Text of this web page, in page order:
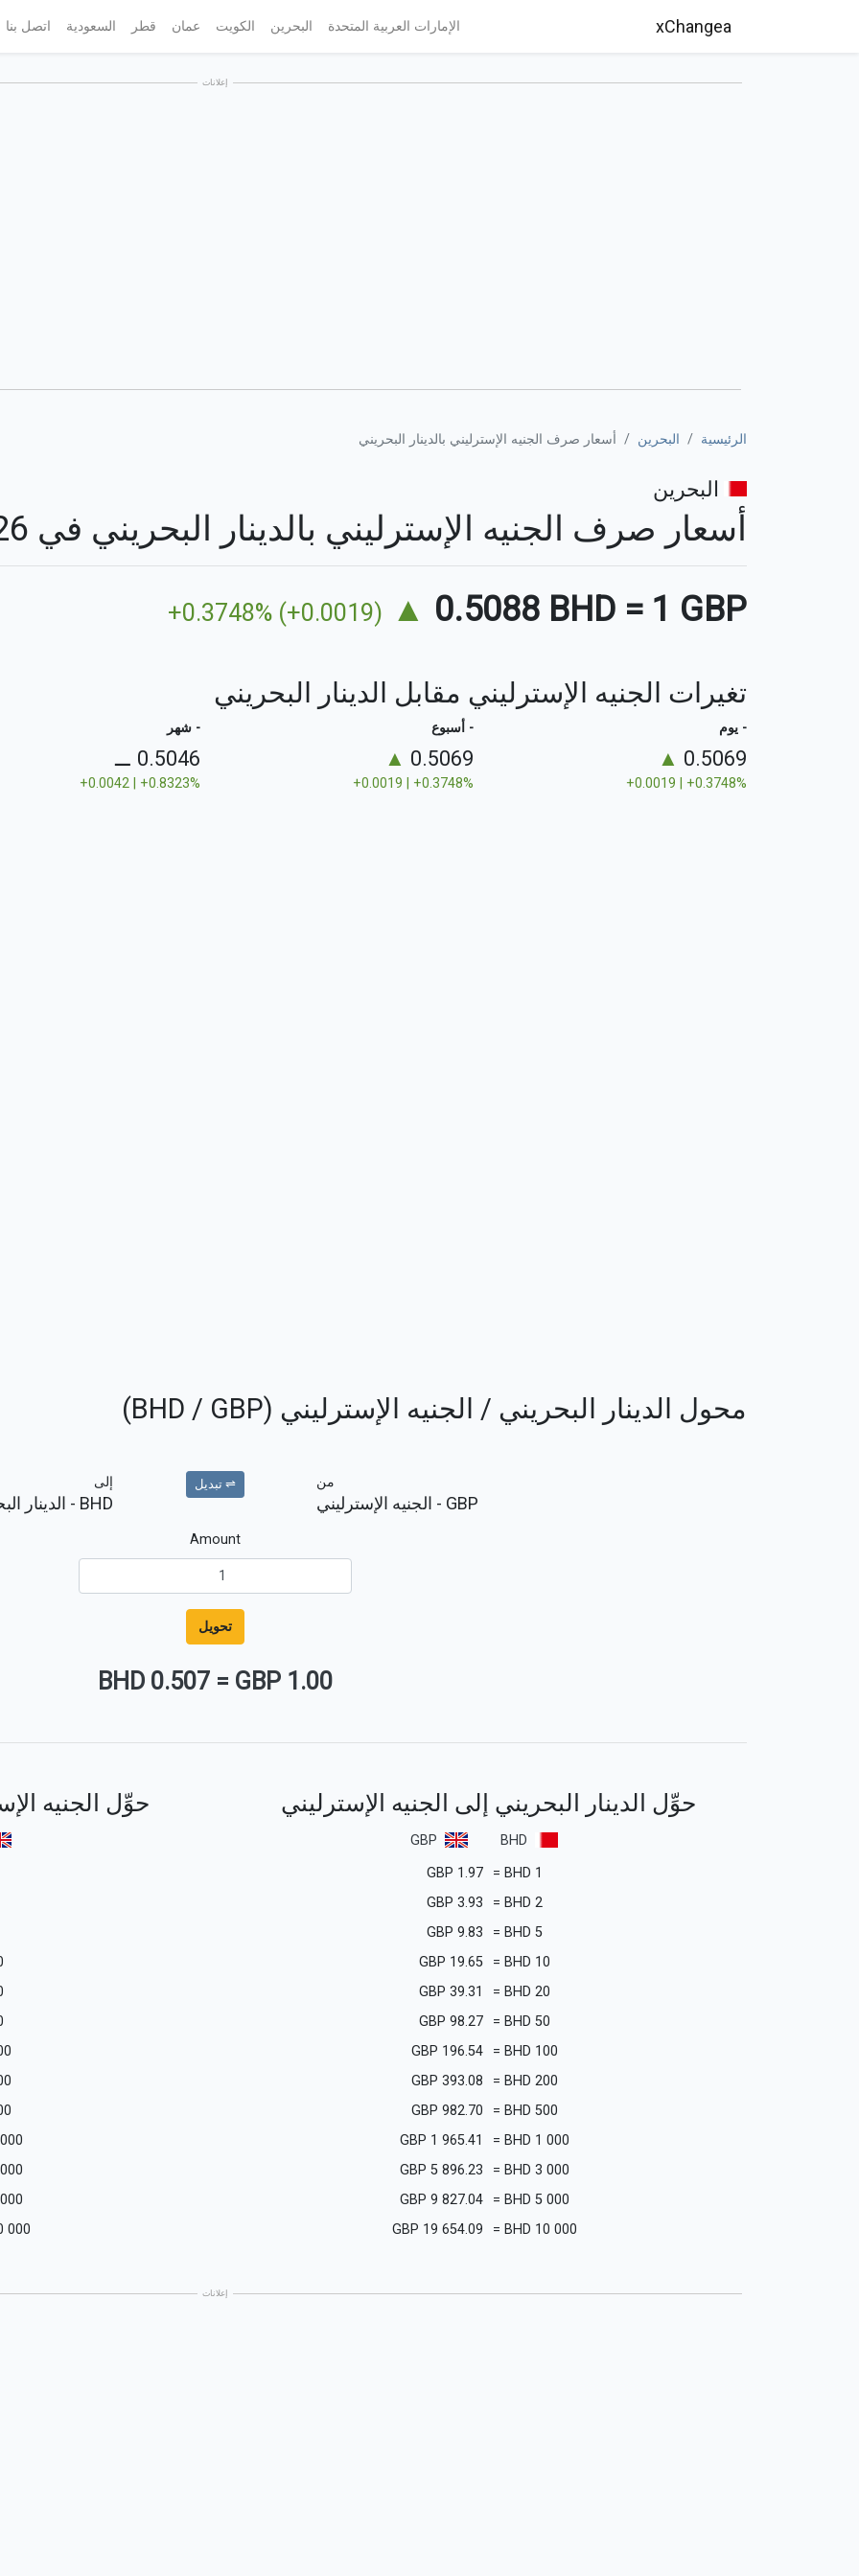
xChangea الإمارات العربية المتحدة البحرين الكويت عمان قطر السعودية اتصل بنا
إعلانات
الرئيسية البحرين أسعار صرف الجنيه الإسترليني بالدينار البحريني
البحرين
أسعار صرف الجنيه الإسترليني بالدينار البحريني في 08/08/2026
1 GBP
=
0.5088 BHD
▲
+0.3748% (+0.0019)
تغيرات الجنيه الإسترليني مقابل الدينار البحريني
- يوم
0.5069
▲
+0.0019 | +0.3748%
- أسبوع
0.5069
▲
+0.0019 | +0.3748%
- شهر
0.5046
⚊
+0.0042 | +0.8323%
محول الدينار البحريني / الجنيه الإسترليني (BHD / GBP)
من
GBP - الجنيه الإسترليني
⇌ تبديل إلى
BHD - الدينار
Amount
تحويل
1.00 GBP
=
0.507 BHD
حوِّل الدينار البحريني إلى الجنيه الإسترليني
BHD
GBP
1
BHD
=
1.97
GBP
2
BHD
=
3.93
GBP
5
BHD
=
9.83
GBP
10
BHD
=
19.65
GBP
20
BHD
=
39.31
GBP
50
BHD
=
98.27
GBP
100
BHD
=
196.54
GBP
200
BHD
=
393.08
GBP
500
BHD
=
982.70
GBP
1 000
BHD
=
1 965.41
GBP
3 000
BHD
=
5 896.23
GBP
5 000
BHD
=
9 827.04
GBP
10 000
BHD
=
19 654.09
GBP
حوِّل الجنيه
000
إعلانات